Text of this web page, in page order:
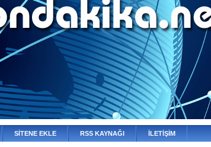
SİTENE EKLE RSS KAYNAĞI İLETİŞİM